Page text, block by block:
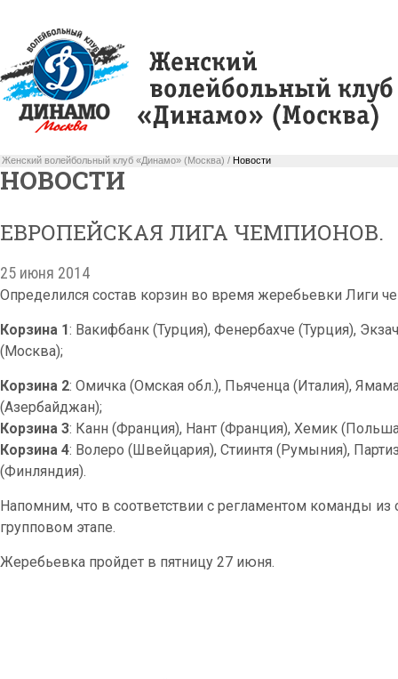
Женский волейбольный клуб «Динамо» (Москва) / Новости
НОВОСТИ
ЕВРОПЕЙСКАЯ ЛИГА ЧЕМПИОНОВ.
25 июня 2014
Определился состав корзин во время жеребьевки Лиги
Корзина 1: Вакифбанк (Турция), Фенербахче (Турция),
(Москва);
Корзина 2: Омичка (Омская обл.), Пьяченца (Италия),
(Азербайджан);
Корзина 3: Канн (Франция), Нант (Франция), Хемик
Корзина 4: Волеро (Швейцария), Стиинтя (Румыния),
(Финляндия).
Напомним, что в соответствии с регламентом команды из
групповом этапе.
Жеребьевка пройдет в пятницу 27 июня.